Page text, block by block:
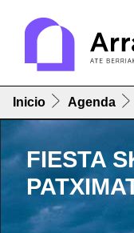
Inicio Agenda
FIESTA